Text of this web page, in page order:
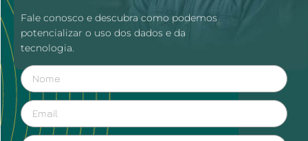
Fale conosco e descubra como podemos
potencializar o uso dos dados e da
tecnologia.